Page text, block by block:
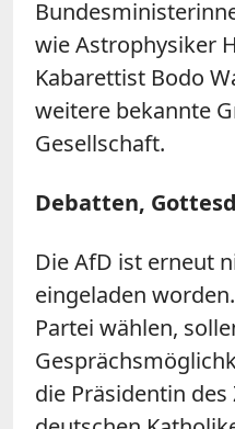
wie Astrophysiker
Kabarettist Bodo
weitere bekannte
Gesellschaft.
Debatten,
Die AfD ist erneut
eingeladen
Partei wählen,
die Präsidentin